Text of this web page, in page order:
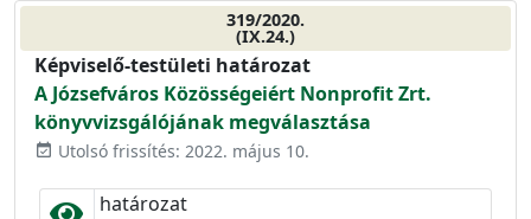
319/2020.
(IX.24.)
Képviselő-testületi határozat
A Józsefváros Közösségeiért Nonprofit Zrt.
könyvvizsgálójának megválasztása
event_available Utolsó frissítés: 2022. május 10.
határozat